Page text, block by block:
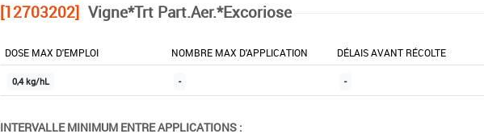
[12703202] Vigne*Trt Part.Aer.*Excoriose
DOSE MAX D'EMPLOI NOMBRE MAX D'APPLICATION DÉLAIS AVANT RÉCOLTE
0,4 kg/hL - -
INTERVALLE MINIMUM ENTRE APPLICATIONS :